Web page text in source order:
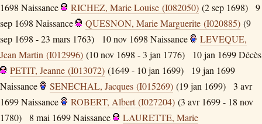
1698 Naissance RICHEZ, Marie Louise (I082050) (2 sep 1698)
9
sep 1698 Naissance QUESNON, Marie Marguerite (I020885) (9
sep 1698 - 23 mars 1763)
10 nov 1698 Naissance
LEVEQUE,
Jean Martin (I012996) (10 nov 1698 - 3 jan 1776) 10 jan 1699Décès
PETIT, Jeanne (I013072) (1649 - 10 jan 1699)
19 jan 1699
Naissance
SENECHAL, Jacques (I015269) (19 jan 1699)
3 avr
1699Naissance ROBERT, Albert (I027204) (3 avr 1699 - 18 nov
1780)
8 mai 1699Naissance
LAURETTE, Marie